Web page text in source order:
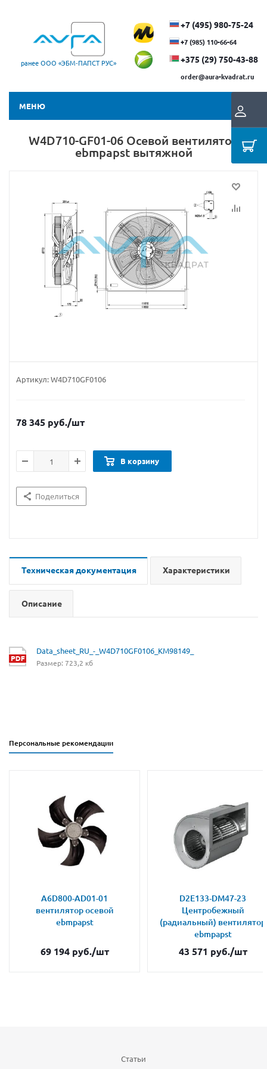
ранее ООО «ЭБМ‑ПАПСТ РУС»
+7 (495) 980-75-24
+7 (985) 110-66-64
+375 (29) ​750-43-88
order@aura-kvadrat.ru
МЕНЮ
W4D710-GF01-06 Осевой вентилятор
ebmpapst вытяжной
Артикул:W4D710GF0106
78 345 руб./шт
В корзину
Поделиться
Техническая документация Характеристики
Описание
Data_sheet_RU_-_W4D710GF0106_KM98149_
Размер: 723,2 кб
Персональные рекомендации
A6D800-AD01-01
вентилятор осевой
ebmpapst
69 194руб./шт
D2E133-DM47-23
Центробежный
(радиальный) вентилятор
ebmpapst
43 571 руб./шт
Статьи